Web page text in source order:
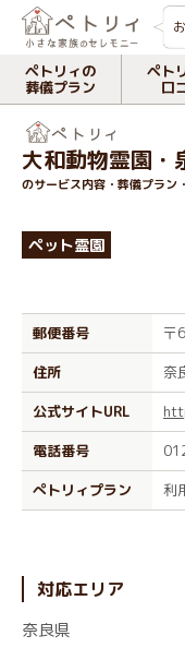
ペトリィの
葬儀プラン
ペト
口
大和動物霊園・
のサービス内容・葬儀プラン
ペット霊園
郵便番号
〒
住所
奈
公式サイトURL
電話番号
ぺトリィプラン
利
対応エリア
奈良県